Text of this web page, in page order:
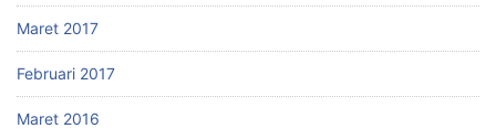
Maret 2017
Februari 2017
Maret 2016